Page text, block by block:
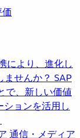
により、進化し
せんか？ SAP
で、新しい価値
ションを活用し
通信・メディア